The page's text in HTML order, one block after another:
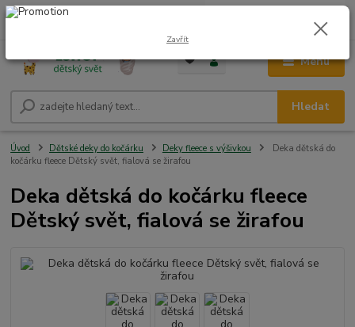
Menu
Hledat
+420 604 278 943 0,00 Kč
Úvod Dětské deky do kočárku Deky fleece s výšivkou
Deka dětská do
kočárku fleece Dětský svět, fialová se žirafou
Deka dětská do kočárku fleece
Dětský svět, fialová se žirafou
Zavřít